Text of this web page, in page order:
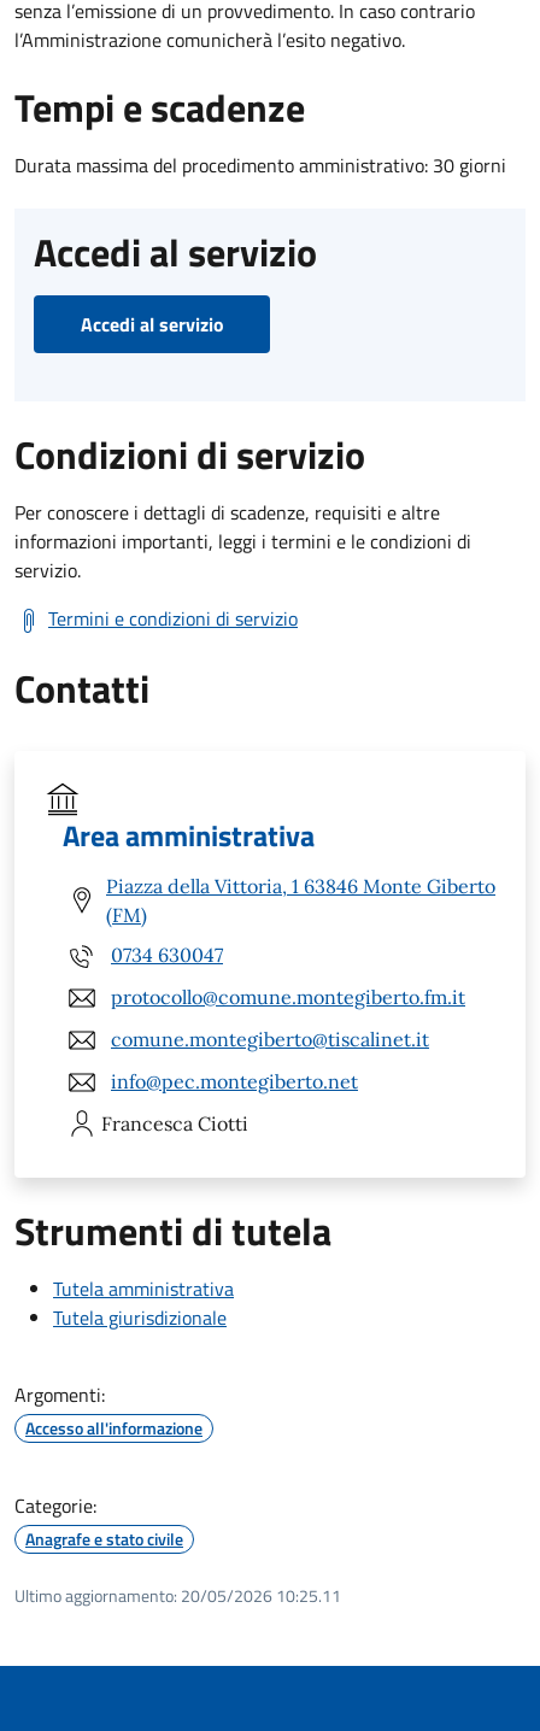
senza l’emissione di un provvedimento. In caso contrario
l’Amministrazione comunicherà l’esito negativo.
Tempi e scadenze
Durata massima del procedimento amministrativo: 30 giorni
Accedi al servizio
Accedi al servizio
Condizioni di servizio
Per conoscere i dettagli di scadenze, requisiti e altre
informazioni importanti, leggi i termini e le condizioni di
servizio.
Termini e condizioni di servizio
Contatti
Area amministrativa
Piazza della Vittoria, 1 63846 Monte Giberto
(FM)
0734 630047
protocollo@comune.montegiberto.fm.it
comune.montegiberto@tiscalinet.it
info@pec.montegiberto.net
Francesca Ciotti
Strumenti di tutela
Tutela amministrativa
Tutela giurisdizionale
Argomenti:
Accesso all'informazione
Categorie:
Anagrafe e stato civile
Ultimo aggiornamento: 20/05/2026 10:25.11